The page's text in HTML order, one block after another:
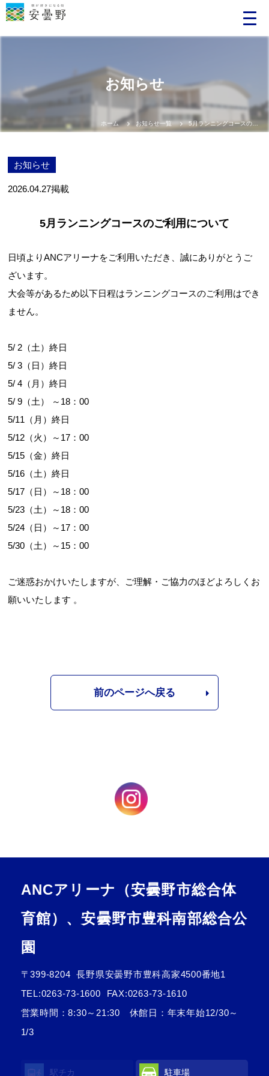
お知らせ
ホーム お知らせ一覧 5月ランニングコースのご利用について
お知らせ
2026.04.27掲載
5月ランニングコースのご利用について
日頃よりANCアリーナをご利用いただき、誠にありがとうご
ざいます。
大会等があるため以下日程はランニングコースのご利用はでき
ません。
5/ 2（土）終日
5/ 3（日）終日
5/ 4（月）終日
5/ 9（土） ～18：00
5/11（月）終日
5/12（火）～17：00
5/15（金）終日
5/16（土）終日
5/17（日）～18：00
5/23（土）～18：00
5/24（日）～17：00
5/30（土）～15：00
ご迷惑おかけいたしますが、ご理解・ご協力のほどよろしくお
願いいたします 。
前のページへ戻る
ANCアリーナ（安曇野市総合体
育館）、安曇野市豊科南部総合公
園
〒399-8204
長野県安曇野市豊科高家4500番地1
TEL:0263-73-1600
FAX:0263-73-1610
営業時間：8:30～21:30 休館日：年末年始12/30～
1/3
駅チカ 駐車場